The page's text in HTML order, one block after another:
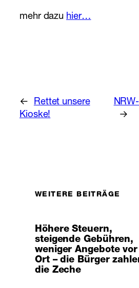
mehr dazu hier…
←
Rettet unsere
Kioske!
→
WEITERE BEITRÄGE
Höhere Steuern,
steigende Gebühren,
weniger Angebote vor
Ort – die Bürger
die Zeche